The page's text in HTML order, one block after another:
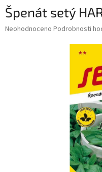
Špenát setý
Průměrné
Neohodnoceno Podrobnosti